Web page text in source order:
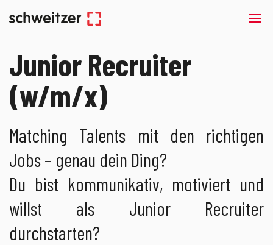
Junior Recruiter
(w/m/x)
Matching Talents mit den richtigen
Jobs – genau dein Ding?
Du bist kommunikativ, motiviert und
willst als Junior Recruiter
durchstarten?